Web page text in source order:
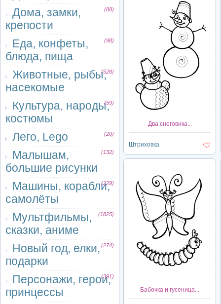
Дома, замки,
крепости
(88)
Еда, конфеты,
блюда, пища
(98)
Животные, рыбы,
насекомые
(528)
Культура, народы,
костюмы
(59)
Лего, Lego (20)
Малышам,
большие рисунки
(132)
Машины, корабли,
самолёты
(229)
Мультфильмы,
сказки, аниме
(1825)
Новый год, елки,
подарки
(274)
Персонажи, герои,
принцессы
(391)
Два снеговика...
Штриховка
Бабочка и гусеница...